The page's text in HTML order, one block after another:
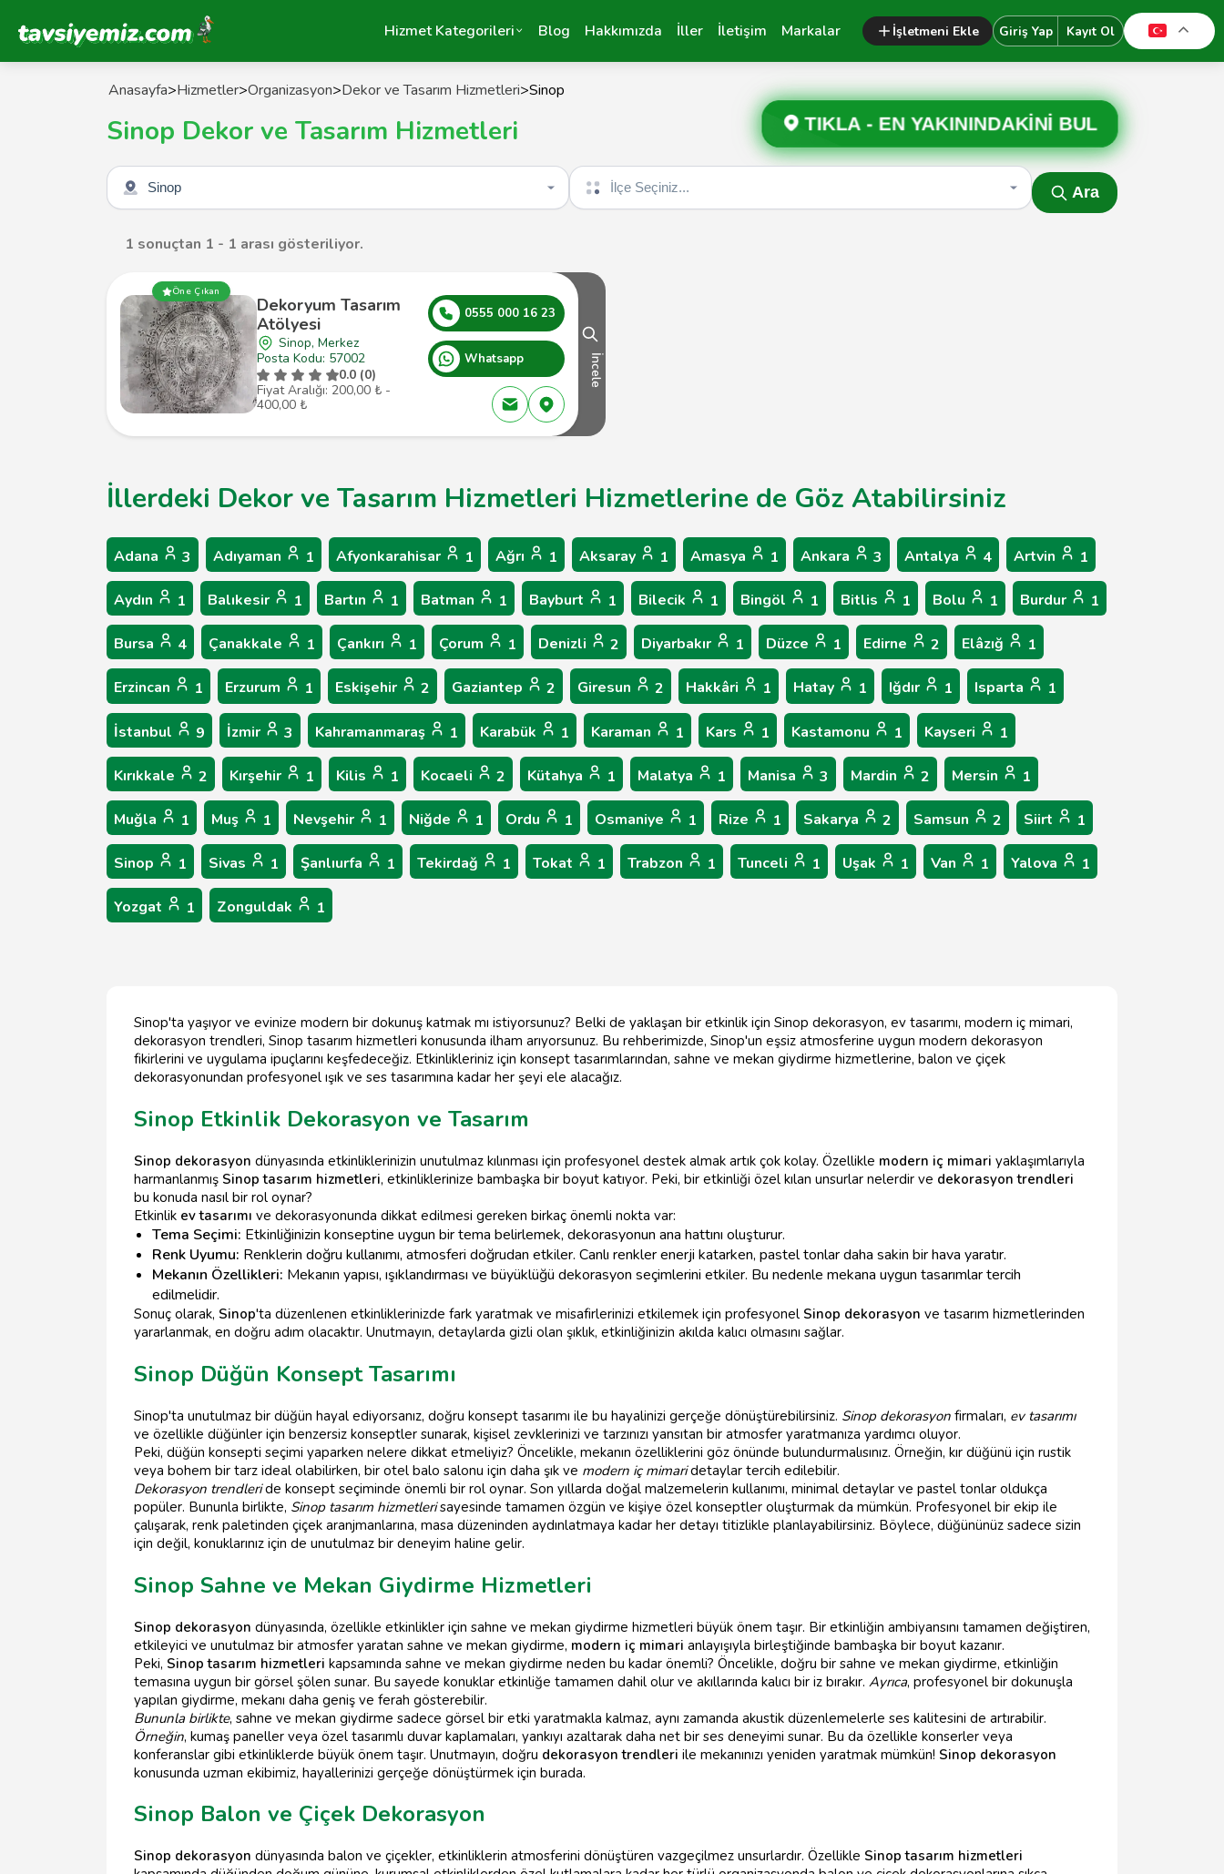
Tavsiyemiz Anasayfa Hizmet Kategorileri Blog Hakkımızda İller İletişim Markalar İşletmeni Ekle Giriş Yap Kayıt Ol
Anasayfa>Hizmetler>Organizasyon>Dekor ve Tasarım Hizmetleri>Sinop
Sinop Dekor ve Tasarım Hizmetleri TIKLA - EN YAKININDAKİNİ BUL
Şehir seçin İlçe seçin
Ara
1 sonuçtan 1 - 1 arası gösteriliyor.
Öne Çıkan
Dekoryum Tasarım
Atölyesi
Sinop, Merkez
Posta Kodu: 57002
0.0 (0)
Fiyat Aralığı: 200,00 ₺ -
400,00 ₺
0555 000 16 23
Whatsapp İncele
İllerdeki Dekor ve Tasarım Hizmetleri Hizmetlerine de Göz Atabilirsiniz
Adana 3 Adıyaman 1 Afyonkarahisar 1 Ağrı 1 Aksaray 1 Amasya 1 Ankara 3 Antalya 4 Artvin 1
Aydın 1 Balıkesir 1 Bartın 1 Batman 1 Bayburt 1 Bilecik 1 Bingöl 1 Bitlis 1 Bolu 1 Burdur 1
Bursa 4 Çanakkale 1 Çankırı 1 Çorum 1 Denizli 2 Diyarbakır 1 Düzce 1 Edirne 2 Elâzığ 1
Erzincan 1 Erzurum 1 Eskişehir 2 Gaziantep 2 Giresun 2 Hakkâri 1 Hatay 1 Iğdır 1 Isparta 1
İstanbul 9 İzmir 3 Kahramanmaraş 1 Karabük 1 Karaman 1 Kars 1 Kastamonu 1 Kayseri 1
Kırıkkale 2 Kırşehir 1 Kilis 1 Kocaeli 2 Kütahya 1 Malatya 1 Manisa 3 Mardin 2 Mersin 1
Muğla 1 Muş 1 Nevşehir 1 Niğde 1 Ordu 1 Osmaniye 1 Rize 1 Sakarya 2 Samsun 2 Siirt 1
Sinop 1 Sivas 1 Şanlıurfa 1 Tekirdağ 1 Tokat 1 Trabzon 1 Tunceli 1 Uşak 1 Van 1 Yalova 1
Yozgat 1 Zonguldak 1
Sinop'ta yaşıyor ve evinize modern bir dokunuş katmak mı istiyorsunuz? Belki de yaklaşan bir etkinlik için Sinop dekorasyon, ev tasarımı, modern iç mimari,
dekorasyon trendleri, Sinop tasarım hizmetleri konusunda ilham arıyorsunuz. Bu rehberimizde, Sinop'un eşsiz atmosferine uygun modern dekorasyon
fikirlerini ve uygulama ipuçlarını keşfedeceğiz. Etkinlikleriniz için konsept tasarımlarından, sahne ve mekan giydirme hizmetlerine, balon ve çiçek
dekorasyonundan profesyonel ışık ve ses tasarımına kadar her şeyi ele alacağız.
Sinop Etkinlik Dekorasyon ve Tasarım
Sinop dekorasyon dünyasında etkinliklerinizin unutulmaz kılınması için profesyonel destek almak artık çok kolay. Özellikle modern iç mimari yaklaşımlarıyla
harmanlanmış Sinop tasarım hizmetleri, etkinliklerinize bambaşka bir boyut katıyor. Peki, bir etkinliği özel kılan unsurlar nelerdir ve dekorasyon trendleri
bu konuda nasıl bir rol oynar?
Etkinlik ev tasarımı ve dekorasyonunda dikkat edilmesi gereken birkaç önemli nokta var:
Tema Seçimi: Etkinliğinizin konseptine uygun bir tema belirlemek, dekorasyonun ana hattını oluşturur.
Renk Uyumu: Renklerin doğru kullanımı, atmosferi doğrudan etkiler. Canlı renkler enerji katarken, pastel tonlar daha sakin bir hava yaratır.
Mekanın Özellikleri: Mekanın yapısı, ışıklandırması ve büyüklüğü dekorasyon seçimlerini etkiler. Bu nedenle mekana uygun tasarımlar tercih
edilmelidir.
Sonuç olarak, Sinop'ta düzenlenen etkinliklerinizde fark yaratmak ve misafirlerinizi etkilemek için profesyonel Sinop dekorasyon ve tasarım hizmetlerinden
yararlanmak, en doğru adım olacaktır. Unutmayın, detaylarda gizli olan şıklık, etkinliğinizin akılda kalıcı olmasını sağlar.
Sinop Düğün Konsept Tasarımı
Sinop'ta unutulmaz bir düğün hayal ediyorsanız, doğru konsept tasarımı ile bu hayalinizi gerçeğe dönüştürebilirsiniz. Sinop dekorasyon firmaları, ev tasarımı
ve özellikle düğünler için benzersiz konseptler sunarak, kişisel zevklerinizi ve tarzınızı yansıtan bir atmosfer yaratmanıza yardımcı oluyor.
Peki, düğün konsepti seçimi yaparken nelere dikkat etmeliyiz? Öncelikle, mekanın özelliklerini göz önünde bulundurmalısınız. Örneğin, kır düğünü için rustik
veya bohem bir tarz ideal olabilirken, bir otel balo salonu için daha şık ve modern iç mimaridetaylar tercih edilebilir.
Dekorasyon trendleride konsept seçiminde önemli bir rol oynar. Son yıllarda doğal malzemelerin kullanımı, minimal detaylar ve pastel tonlar oldukça
popüler. Bununla birlikte, Sinop tasarım hizmetlerisayesinde tamamen özgün ve kişiye özel konseptler oluşturmak da mümkün. Profesyonel bir ekip ile
çalışarak, renk paletinden çiçek aranjmanlarına, masa düzeninden aydınlatmaya kadar her detayı titizlikle planlayabilirsiniz. Böylece, düğününüz sadece sizin
için değil, konuklarınız için de unutulmaz bir deneyim haline gelir.
Sinop Sahne ve Mekan Giydirme Hizmetleri
Sinop dekorasyon dünyasında, özellikle etkinlikler için sahne ve mekan giydirme hizmetleri büyük önem taşır. Bir etkinliğin ambiyansını tamamen değiştiren,
etkileyici ve unutulmaz bir atmosfer yaratan sahne ve mekan giydirme, modern iç mimari anlayışıyla birleştiğinde bambaşka bir boyut kazanır.
Peki, Sinop tasarım hizmetleri kapsamında sahne ve mekan giydirme neden bu kadar önemli? Öncelikle, doğru bir sahne ve mekan giydirme, etkinliğin
temasına uygun bir görsel şölen sunar. Bu sayede konuklar etkinliğe tamamen dahil olur ve akıllarında kalıcı bir iz bırakır. Ayrıca, profesyonel bir dokunuşla
yapılan giydirme, mekanı daha geniş ve ferah gösterebilir.
Bununla birlikte, sahne ve mekan giydirme sadece görsel bir etki yaratmakla kalmaz, aynı zamanda akustik düzenlemelerle ses kalitesini de artırabilir.
Örneğin, kumaş paneller veya özel tasarımlı duvar kaplamaları, yankıyı azaltarak daha net bir ses deneyimi sunar. Bu da özellikle konserler veya
konferanslar gibi etkinliklerde büyük önem taşır. Unutmayın, doğru dekorasyon trendleri ile mekanınızı yeniden yaratmak mümkün! Sinop dekorasyon
konusunda uzman ekibimiz, hayallerinizi gerçeğe dönüştürmek için burada.
Sinop Balon ve Çiçek Dekorasyon
Sinop dekorasyon dünyasında balon ve çiçekler, etkinliklerin atmosferini dönüştüren vazgeçilmez unsurlardır. Özellikle Sinop tasarım hizmetleri